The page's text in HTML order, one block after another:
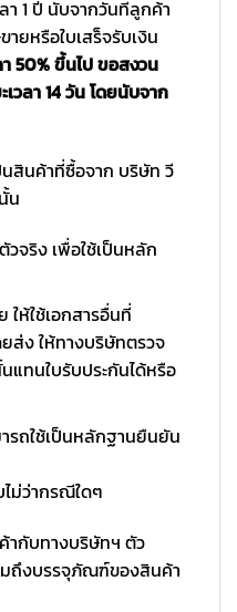
า 1 ปี นับจากวันที่ลูกค้า
ยหรือใบเสร็จรับเงิน
50% ขึ้นไป ขอสงวน
วลา 14 วัน โดยนับจาก
นสินค้าที่ซื้อจาก บริษัท วี
น
วจริง เพื่อใช้เป็นหลัก
ห้ใช้เอกสารอื่นที่
ส่ง ให้ทางบริษัทตรวจ
แทนใบรับประกันได้หรือ
รถใช้เป็นหลักฐานยืนยัน
ม่ว่ากรณีใดๆ
กับทางบริษัทฯ ตัว
ถึงบรรจุภัณฑ์ของสินค้า